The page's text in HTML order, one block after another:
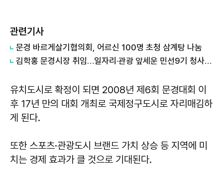
관련기사
문경 바르게살기협의회, 어르신 100명 초청 삼계탕 나눔
김학홍 문경시장 취임…일자리·관광 앞세운 민선9기 청사진 제시
유치도시로 확정이 되면 2008년 제6회 문경대회 이
후 17년 만의 대회 개최로 국제정구도시로 자리매김하
게 된다.
또한 스포츠·관광도시 브랜드 가치 상승 등 지역에 미
치는 경제 효과가 클 것으로 기대된다.